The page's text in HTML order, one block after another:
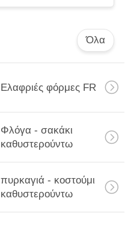
Όλα
Ελαφριές φόρμες FR
Φλόγα - σακάκι
καθυστερούντω
πυρκαγιά - κοστούμι
καθυστερούντω